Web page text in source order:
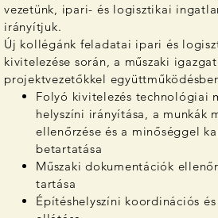
vezetünk, ipari- és logisztikai
irányítjuk.
Új kollégánk feladatai ipari és
kivitelezése során, a műszaki
projektvezetőkkel
Folyó kivitelezés technológiai
helyszíni irányítása, a munkák
ellenőrzése és a minőséggel
betartatása
Műszaki dokumentációk
tartása
Építéshelyszíni koordinációs